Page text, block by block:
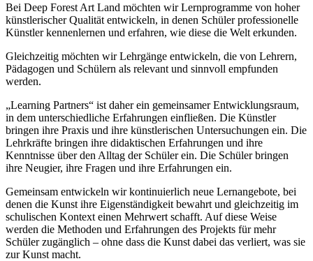
Bei Deep Forest Art Land möchten wir Lernprogramme von hoher
künstlerischer Qualität entwickeln, in denen Schüler professionelle
Künstler kennenlernen und erfahren, wie diese die Welt erkunden.
Gleichzeitig möchten wir Lehrgänge entwickeln, die von Lehrern,
Pädagogen und Schülern als relevant und sinnvoll empfunden
werden.
„Learning Partners“ ist daher ein gemeinsamer Entwicklungsraum,
in dem unterschiedliche Erfahrungen einfließen. Die Künstler
bringen ihre Praxis und ihre künstlerischen Untersuchungen ein. Die
Lehrkräfte bringen ihre didaktischen Erfahrungen und ihre
Kenntnisse über den Alltag der Schüler ein. Die Schüler bringen
ihre Neugier, ihre Fragen und ihre Erfahrungen ein.
Gemeinsam entwickeln wir kontinuierlich neue Lernangebote, bei
denen die Kunst ihre Eigenständigkeit bewahrt und gleichzeitig im
schulischen Kontext einen Mehrwert schafft. Auf diese Weise
werden die Methoden und Erfahrungen des Projekts für mehr
Schüler zugänglich – ohne dass die Kunst dabei das verliert, was sie
zur Kunst macht.